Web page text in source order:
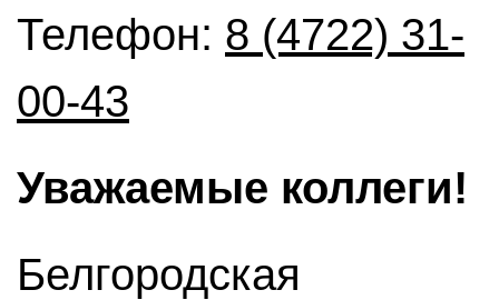
Телефон: 8 (4722) 31-
00-43
Уважаемые коллеги!
Белгородская